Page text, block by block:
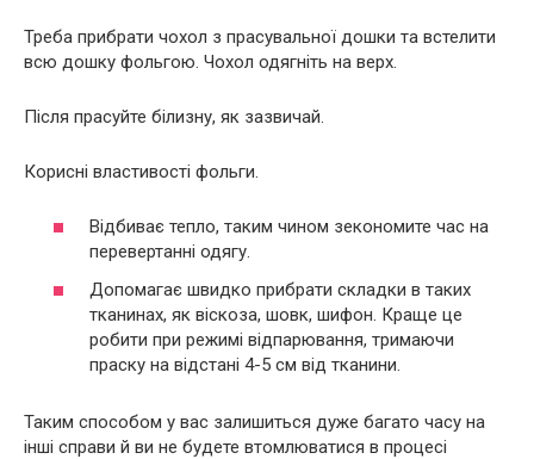
Треба прибрати чохол з прасувальної дошки та встелити
всю дошку фольгою. Чохол одягніть на верх.
Після прасуйте білизну, як зазвичай.
Корисні властивості фольги.
Відбиває тепло, таким чином зекономите час на
перевертанні одягу.
Допомагає швидко прибрати складки в таких
тканинах, як віскоза, шовк, шифон. Краще це
робити при режимі відпарювання, тримаючи
праску на відстані 4-5 см від тканини.
Таким способом у вас залишиться дуже багато часу на
інші справи й ви не будете втомлюватися в процесі